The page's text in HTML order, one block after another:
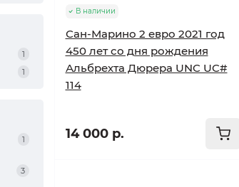
1
1
1
3
В наличии
Сан-Марино 2 евро 2021 год
450 лет со дня рождения
Альбрехта Дюрера UNC UC#
114
14 000 р.